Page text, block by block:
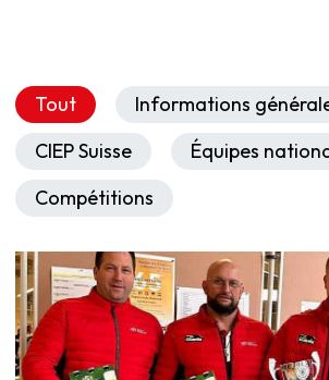
Tout
Informations
CIEP Suisse
Équipes
Compétitions